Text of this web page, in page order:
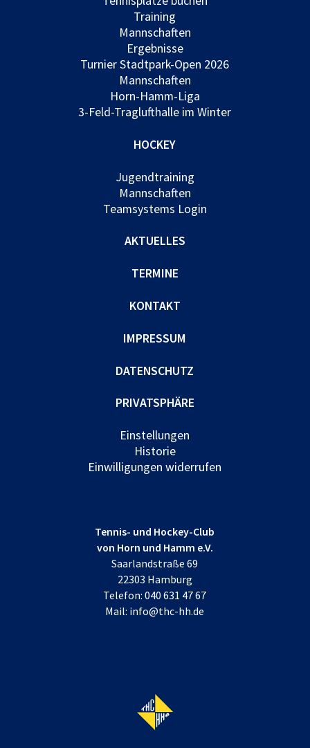
Training
Mannschaften
Ergebnisse
Turnier Stadtpark-Open 2026
Mannschaften
Horn-Hamm-Liga
3-Feld-Traglufthalle im Winter
HOCKEY
Jugendtraining
Mannschaften
Teamsystems Login
AKTUELLES
TERMINE
KONTAKT
IMPRESSUM
DATENSCHUTZ
PRIVATSPHÄRE
Einstellungen
Historie
Einwilligungen widerrufen
Tennis- und Hockey-Club
von Horn und Hamm e.V.
Saarlandstraße 69
22303 Hamburg
Telefon:040 631 47 67
Mail: info@thc-hh.de